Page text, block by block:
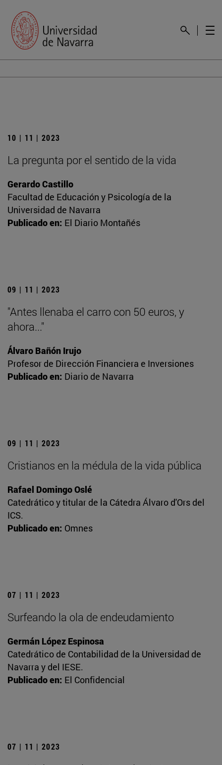
10 | 11 | 2023
La pregunta por el sentido de la vida
Gerardo Castillo
Facultad de Educación y Psicología de la
Universidad de Navarra
Publicado en: El Diario Montañés
09 | 11 | 2023
"Antes llenaba el carro con 50 euros, y
ahora..."
Álvaro Bañón Irujo
Profesor de Dirección Financiera e Inversiones
Publicado en: Diario de Navarra
09 | 11 | 2023
Cristianos en la médula de la vida pública
Rafael Domingo Oslé
Catedrático y titular de la Cátedra Álvaro d'Ors del
ICS.
Publicado en: Omnes
07 | 11 | 2023
Surfeando la ola de endeudamiento
Germán López Espinosa
Catedrático de Contabilidad de la Universidad de
Navarra y del IESE.
Publicado en: El Confidencial
07 | 11 | 2023